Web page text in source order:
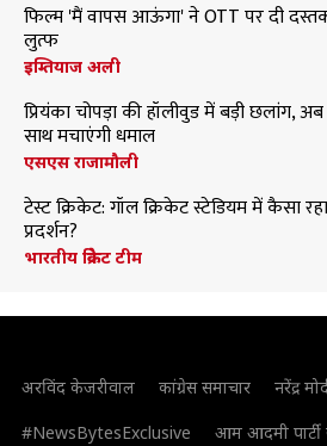
फिल्म 'मैं वापस आऊंगा' ने OTT पर दी
लुत्फ
इम्तियाज अली
प्रियंका चोपड़ा की हॉलीवुड में बड़ी छलांग,
साथ मचाएंगी धमाल
एसएस राजामौली
टेस्ट क्रिकेट: गॉल क्रिकेट स्टेडियम में कैसा
प्रदर्शन?
भारतीय क्रिकेट टीम
अरविंद केजरीवाल कांग्रेस समाचार नरेंद्र
#NewsBytesExclusive
आम आदमी पार्टी